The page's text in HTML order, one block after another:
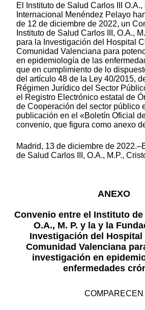
El Instituto de Salud Carlos III
Internacional Menéndez Pelayo
de 12 de diciembre de 2022, un
Instituto de Salud Carlos III, O.A.,
para la Investigación del Hospital
Comunidad Valenciana para
en epidemiología de las
que en cumplimiento de lo
del artículo 48 de la Ley 40/2015,
Régimen Jurídico del Sector
el Registro Electrónico estatal de
de Cooperación del sector público
publicación en el «Boletín Oficial
convenio, que figura como anexo
Madrid, 13 de diciembre de
de Salud Carlos III, O.A., M.P.,
ANEXO
Convenio entre el Instituto de
O.A., M. P. y la y la
Investigación del
Comunidad Valenciana
investigación en
enfermedades
COMPARECEN